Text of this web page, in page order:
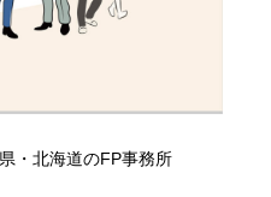
・北海道のFP事務所